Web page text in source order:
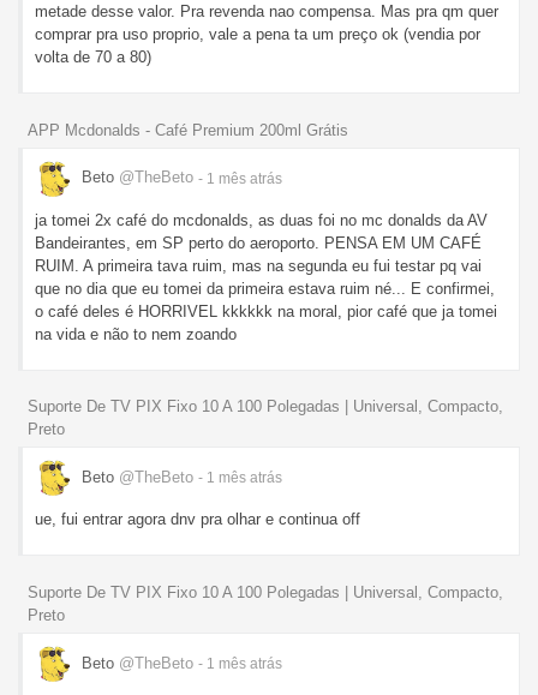
metade desse valor. Pra revenda nao compensa. Mas pra qm quer
comprar pra uso proprio, vale a pena ta um preço ok (vendia por
volta de 70 a 80)
APP Mcdonalds - Café Premium 200ml Grátis
Beto @TheBeto - 1 mês atrás
ja tomei 2x café do mcdonalds, as duas foi no mc donalds da AV
Bandeirantes, em SP perto do aeroporto. PENSA EM UM CAFÉ
RUIM. A primeira tava ruim, mas na segunda eu fui testar pq vai
que no dia que eu tomei da primeira estava ruim né... E confirmei,
o café deles é HORRIVEL kkkkkk na moral, pior café que ja tomei
na vida e não to nem zoando
Suporte De TV PIX Fixo 10 A 100 Polegadas | Universal, Compacto,
Preto
Beto @TheBeto - 1 mês atrás
ue, fui entrar agora dnv pra olhar e continua off
Suporte De TV PIX Fixo 10 A 100 Polegadas | Universal, Compacto,
Preto
Beto @TheBeto - 1 mês atrás